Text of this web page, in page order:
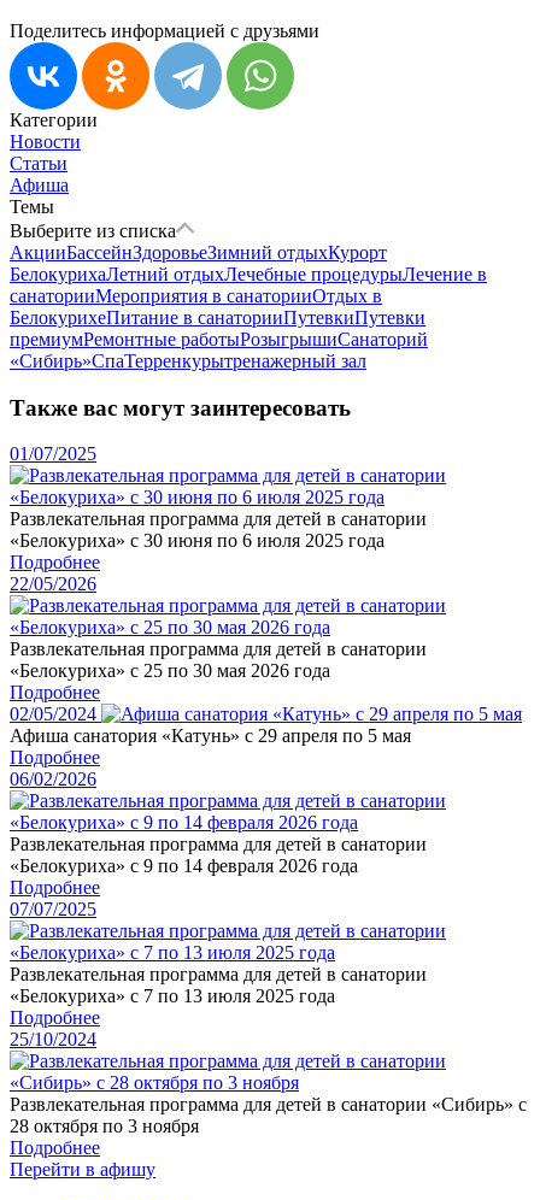
Поделитесь информацией с друзьями
Категории
Новости
Статьи
Афиша
Темы
Выберите из списка
АкцииБассейнЗдоровьеЗимний отдыхКурорт
БелокурихаЛетний отдыхЛечебные процедурыЛечение в
санаторииМероприятия в санаторииОтдых в
БелокурихеПитание в санаторииПутевкиПутевки
премиумРемонтные работыРозыгрышиСанаторий
«Сибирь»СпаТерренкурытренажерный зал
Также вас могут заинтересовать
01/07/2025
Развлекательная программа для детей в санатории
«Белокуриха» с 30 июня по 6 июля 2025 года
Подробнее
22/05/2026
Развлекательная программа для детей в санатории
«Белокуриха» с 25 по 30 мая 2026 года
Подробнее
02/05/2024
Афиша санатория «Катунь» с 29 апреля по 5 мая
Подробнее
06/02/2026
Развлекательная программа для детей в санатории
«Белокуриха» с 9 по 14 февраля 2026 года
Подробнее
07/07/2025
Развлекательная программа для детей в санатории
«Белокуриха» с 7 по 13 июля 2025 года
Подробнее
25/10/2024
Развлекательная программа для детей в санатории «Сибирь» с
28 октября по 3 ноября
Подробнее
Перейти в афишу